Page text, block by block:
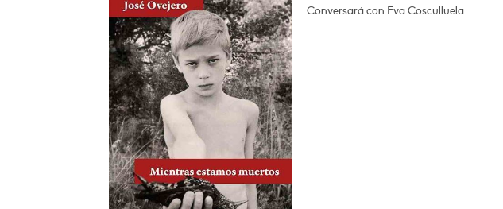
Conversará con Eva Cosculluela